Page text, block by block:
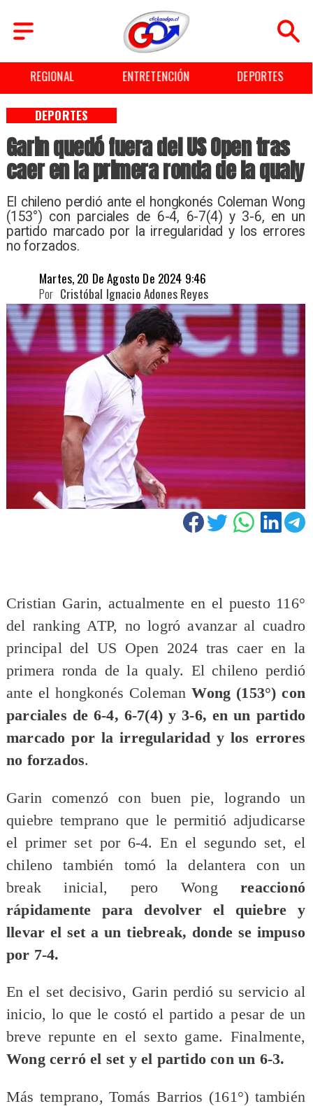
REGIONAL ENTRETENCIÓN DEPORTES
Garin quedó fuera del US Open tras
caer en la primera ronda de la qualy
​El chileno perdió ante el hongkonés Coleman Wong
(153°) con parciales de 6-4, 6-7(4) y 3-6, en un
partido marcado por la irregularidad y los errores
no forzados.
DEPORTES
Martes, 20 De Agosto De 2024 9:46
Cristóbal Ignacio Adones Reyes
Por
Cristian Garin, actualmente en el puesto 116°
del ranking ATP, no logró avanzar al cuadro
principal del US Open 2024 tras caer en la
primera ronda de la qualy. El chileno perdió
ante el hongkonés ColemanWong (153°) con
parciales de 6-4, 6-7(4) y 3-6, en un partido
marcado por la irregularidad y los errores
no forzados.
Garin comenzó con buen pie, logrando un
quiebre temprano que le permitió adjudicarse
el primer set por 6-4. En el segundo set, el
chileno también tomó la delantera con un
break inicial, pero Wongreaccionó
rápidamente para devolver el quiebre y
llevar el set a un tiebreak, donde se impuso
por 7-4.
En el set decisivo, Garin perdió su servicio al
inicio, lo que le costó el partido a pesar de un
breve repunte en el sexto game. Finalmente,
Wong cerró el set y el partido con un 6-3.
Más temprano, Tomás Barrios (161°) también